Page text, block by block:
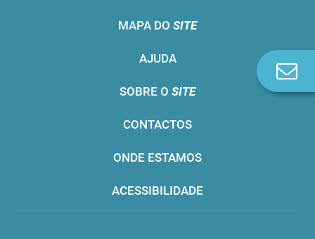
MAPA DO SITE
AJUDA
SOBRE O SITE
CONTACTOS
ONDE ESTAMOS
ACESSIBILIDADE